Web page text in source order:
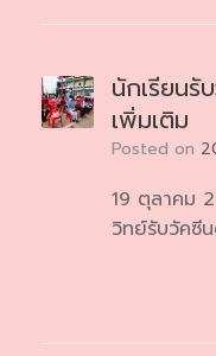
นักเรียนรั
เพิ่มเติม
Posted on
19 ตุลาคม
วิทย์รับวัคซี